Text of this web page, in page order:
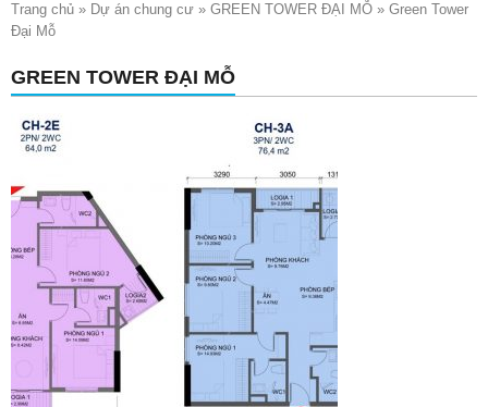
Trang chủ » Dự án chung cư » GREEN TOWER ĐẠI MỖ » Green Tower
Đại Mỗ
GREEN TOWER ĐẠI MỖ